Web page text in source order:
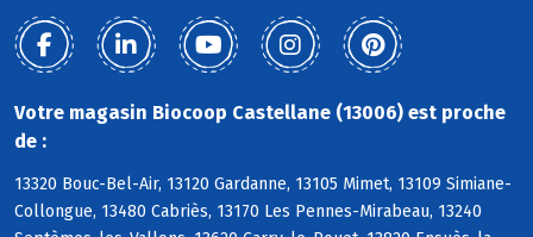
Votre magasin Biocoop Castellane (13006) est proche
de :
13320 Bouc-Bel-Air, 13120 Gardanne, 13105 Mimet, 13109 Simiane-
Collongue, 13480 Cabriès, 13170 Les Pennes-Mirabeau, 13240